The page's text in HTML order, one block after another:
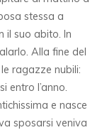
stessa a
il suo abito. In
Alla fine del
ragazze nubili:
entro l’anno.
e nasce
sposarsi veniva